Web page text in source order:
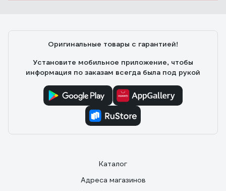
Оригинальные товары с гарантией!
Установите мобильное приложение, чтобы
информация по заказам всегда была под рукой
Каталог
Адреса магазинов